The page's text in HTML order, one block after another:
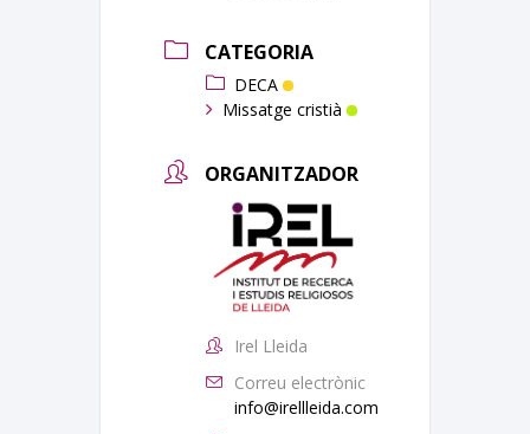
CATEGORIA
DECA
Missatge cristià
ORGANITZADOR
Irel Lleida
Correu electrònic
info@irellleida.com